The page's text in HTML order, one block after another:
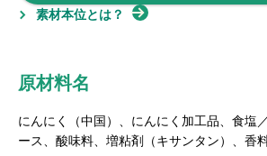
素材本位とは？
原材料名
にんにく（中国）、にんにく加工品、食塩
ース、酸味料、増粘剤（キサンタン）、香